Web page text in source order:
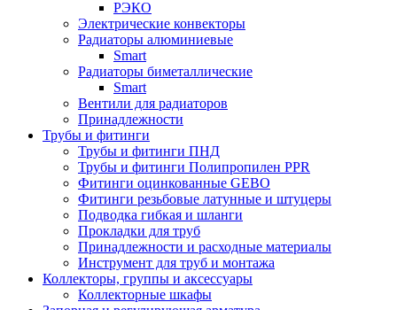
РЭКО
Электрические конвекторы
Радиаторы алюминиевые
Smart
Радиаторы биметаллические
Smart
Вентили для радиаторов
Принадлежности
Трубы и фитинги
Трубы и фитинги ПНД
Трубы и фитинги Полипропилен PPR
Фитинги оцинкованные GEBO
Фитинги резьбовые латунные и штуцеры
Подводка гибкая и шланги
Прокладки для труб
Принадлежности и расходные материалы
Инструмент для труб и монтажа
Коллекторы, группы и аксессуары
Коллекторные шкафы